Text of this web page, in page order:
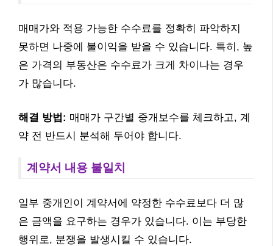
매매가와 적용 가능한 수수료를 정확히 파악하지
못하면 나중에 불이익을 받을 수 있습니다. 특히, 높
은 가격의 부동산은 수수료가 크게 차이나는 경우
가 많습니다.
해결 방법: 매매가 구간별 중개보수를 체크하고, 계
약 전 반드시 분석해 두어야 합니다.
계약서 내용 불일치
일부 중개인이 계약서에 약정한 수수료보다 더 많
은 금액을 요구하는 경우가 있습니다. 이는 부당한
행위로, 분쟁을 발생시킬 수 있습니다.